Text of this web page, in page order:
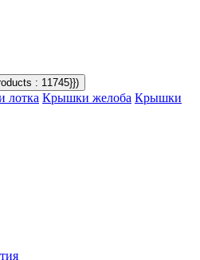
: 11745}})
лотка Крышки желоба Крышки